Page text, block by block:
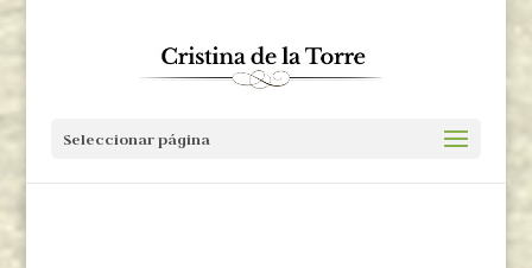
Seleccionar página